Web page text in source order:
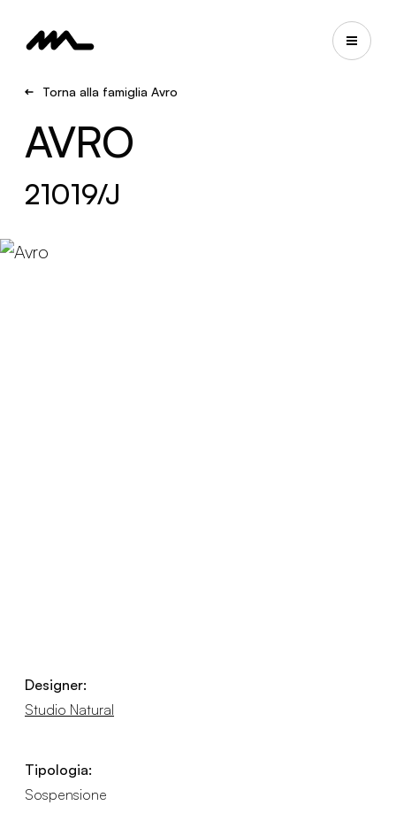
Torna alla famiglia Avro
AVRO
21019/J
Designer:
Studio Natural
Tipologia:
Sospensione